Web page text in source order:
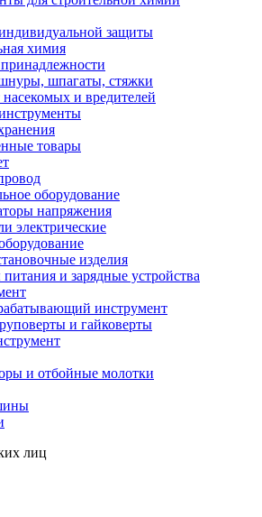
защиты
химия
шпагаты, стяжки
и вредителей
товары
оборудование
напряжения
электрические
изделия
и зарядные устройства
инструмент
и гайковерты
и отбойные молотки
лиц